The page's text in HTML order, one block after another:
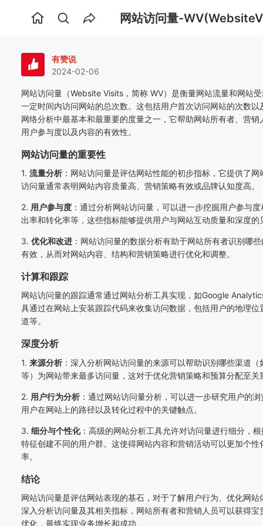
首
网站访问量-
有赞说
2024-02-06
网站访问量（Website Visits ，简称 WV）是衡量网站流量和网站
一定时间内访问网站的总次数。这包括用户首次访问网站的次数
网络分析中最基本和最重要的度量之一，它帮助网站所有者、营
用户参与度以及内容的有效性。
网站访问量的重要性
1. 流量分析 ：网站访问量是评估网站性能的初步指标，它提供了
访问量通常表明网站内容质量高、营销策略有效或品牌认知度高。
2. 用户参与度 ：通过分析网站访问量，可以进一步挖掘用户参与
出率和转化率等，这些指标能够提供用户与网站互动质量和深度的
3. 优化和改进 ：网站访问量的数据分析有助于网站所有者识别哪
有效，从而对网站内容、结构和营销策略进行优化和调整。
计算和跟踪
网站访问量的跟踪通常通过网站分析工具实现，如Google
具通过在网站上安装跟踪代码来收集访问数据，包括用户的地理
道等。
深度分析
1. 来源分析 ：深入分析网站访问量的来源可以帮助识别哪些渠道
等）为网站带来最多访问量，这对于优化营销策略和预算分配至关
2. 用户行为分析 ：通过网站访问量分析，可以进一步研究用户的
用户在网站上的路径以及转化过程中的关键触点。
3. 细分与个性化：高级的网站分析工具允许对访问量进行细分，
特征创建不同的用户群。这使得网站内容和营销活动可以更加个
率。
结论
网站访问量是评估网站表现的基石，对于了解用户行为、优化网
深入分析访问量及其相关指标，网站所有者和营销人员可以获得
优化，最终实现业务增长和成功。